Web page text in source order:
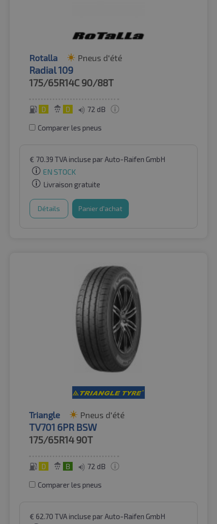
Rotalla Pneus d'été
Radial 109
175/65R14C 90/88T
D D 72 dB
Comparer les pneus
€ 70.39 TVA incluse par Auto-Raifen GmbH
EN STOCK
Livraison gratuite
Détails Panier d'achat
Triangle Pneus d'été
TV701 6PR BSW
175/65R14 90T
D B 72 dB
Comparer les pneus
€ 62.70 TVA incluse par Auto-Raifen GmbH